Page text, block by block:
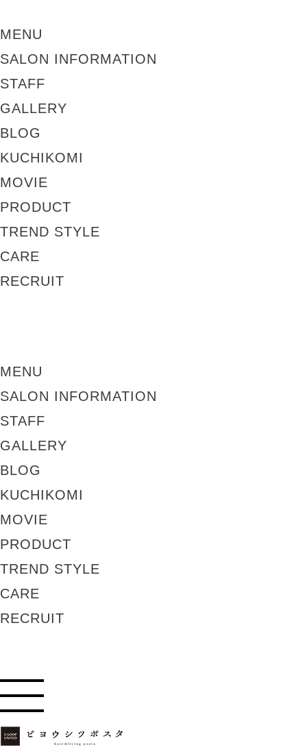
MENU
SALON INFORMATION
STAFF
GALLERY
BLOG
KUCHIKOMI
MOVIE
PRODUCT
TREND STYLE
CARE
RECRUIT
MENU
SALON INFORMATION
STAFF
GALLERY
BLOG
KUCHIKOMI
MOVIE
PRODUCT
TREND STYLE
CARE
RECRUIT